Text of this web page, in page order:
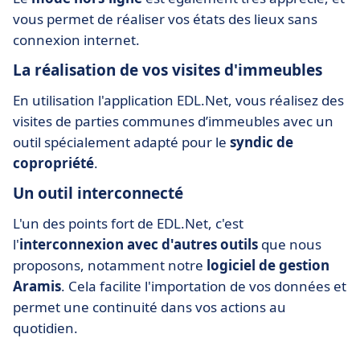
vous permet de réaliser vos états des lieux sans
connexion internet.
La réalisation de vos visites d'immeubles
En utilisation l'application EDL.Net, vous réalisez des
visites de parties communes d’immeubles avec un
outil spécialement adapté pour le syndic de
copropriété.
Un outil interconnecté
L'un des points fort de EDL.Net, c'est
l'interconnexion avec d'autres outils que nous
proposons, notamment notre logiciel de gestion
Aramis. Cela facilite l'importation de vos données et
permet une continuité dans vos actions au
quotidien.